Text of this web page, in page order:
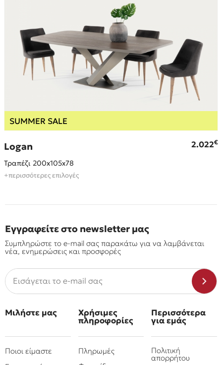
SUMMER SALE
Logan 2.022€
Τραπέζι 200x105x78
+περισσότερες επιλογές
Εγγραφείτε στο newsletter μας
Συμπληρώστε το e-mail σας παρακάτω για να λαμβάνεται
νέα, ενημερώσεις και προσφορές
Μιλήστε μας
Ποιοι είμαστε
Χρήσιμες
πληροφορίες
Πληρωμές
Περισσότερα
για εμάς
Πολιτική
απορρήτου